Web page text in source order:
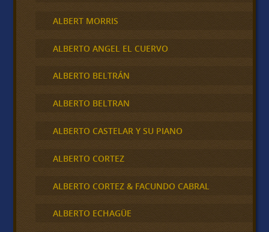
ALBERT MORRIS
ALBERTO ANGEL EL CUERVO
ALBERTO BELTRÁN
ALBERTO BELTRAN
ALBERTO CASTELAR Y SU PIANO
ALBERTO CORTEZ
ALBERTO CORTEZ & FACUNDO CABRAL
ALBERTO ECHAGÜE